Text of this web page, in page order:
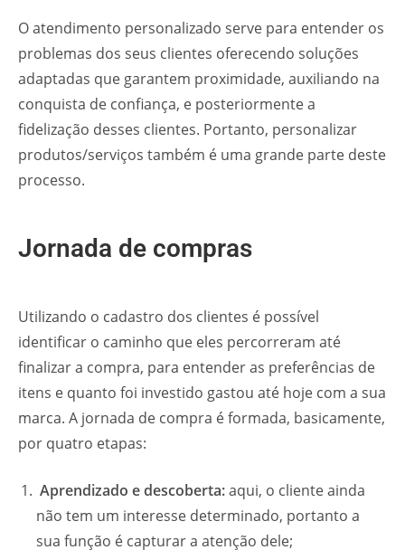
O atendimento personalizado serve para entender os
problemas dos seus clientes oferecendo soluções
adaptadas que garantem proximidade, auxiliando na
conquista de confiança, e posteriormente a
fidelização desses clientes. Portanto, personalizar
produtos/serviços também é uma grande parte deste
processo.
Jornada de compras
Utilizando o cadastro dos clientes é possível
identificar o caminho que eles percorreram até
finalizar a compra, para entender as preferências de
itens e quanto foi investido gastou até hoje com a sua
marca. A jornada de compra é formada, basicamente,
por quatro etapas:
Aprendizado e descoberta:aqui, o cliente ainda
não tem um interesse determinado, portanto a
sua função é capturar a atenção dele;